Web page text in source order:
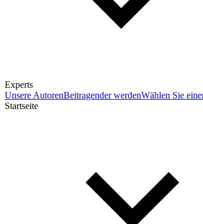
Experts
Unsere AutorenBeitragender werdenWählen Sie
Startseite